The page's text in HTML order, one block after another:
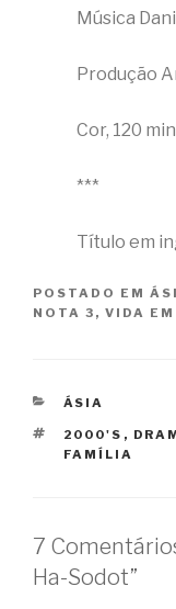
Música
Produção
Cor, 120 min
***
Título em
POSTADO EM
NOTA 3 , VIDA
CATEGORIAS
ÁSIA
TAGS
2000'S ,
FAMÍLIA
7
Ha-Sodot”